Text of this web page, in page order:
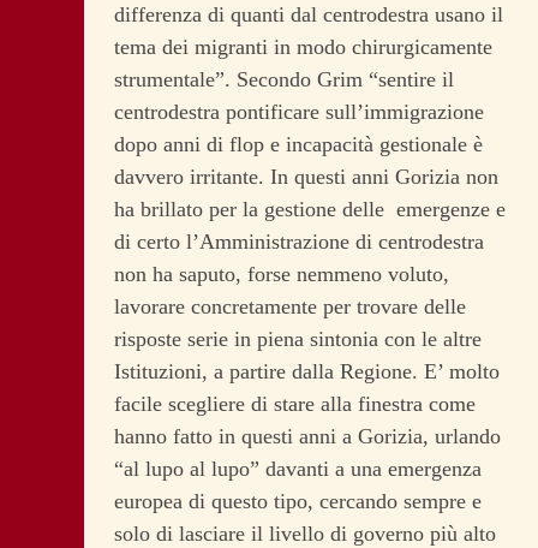
differenza di quanti dal centrodestra usano il
tema dei migranti in modo chirurgicamente
strumentale”. Secondo Grim “sentire il
centrodestra pontificare sull’immigrazione
dopo anni di flop e incapacità gestionale è
davvero irritante. In questi anni Gorizia non
ha brillato per la gestione delle emergenze e
di certo l’Amministrazione di centrodestra
non ha saputo, forse nemmeno voluto,
lavorare concretamente per trovare delle
risposte serie in piena sintonia con le altre
Istituzioni, a partire dalla Regione. E’ molto
facile scegliere di stare alla finestra come
hanno fatto in questi anni a Gorizia, urlando
“al lupo al lupo” davanti a una emergenza
europea di questo tipo, cercando sempre e
solo di lasciare il livello di governo più alto